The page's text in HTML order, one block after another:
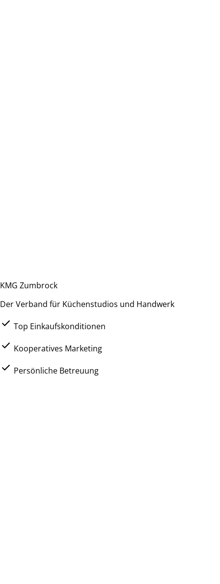
KMG Zumbrock
Der Verband für Küchenstudios und Handwerk
Top Einkaufskonditionen
Kooperatives Marketing
Persönliche Betreuung